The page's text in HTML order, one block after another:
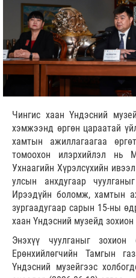
Чингис хаан Үндэсний
хэмжээнд өргөн цараатай
хамтын ажиллагаагаа
томоохон илэрхийлэл нь
Ухнаагийн Хүрэлсүхийн
улсын анхдугаар
Ирээдүйн боломж, хамтын
зургаадугаар сарын 15-ны
хаан Үндэсний музейд зохион
Энэхүү чуулганыг зохион
Ерөнхийлөгчийн Тамгын
Үндэсний музейгээс